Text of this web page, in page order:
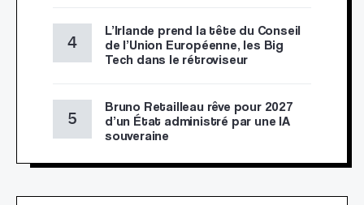
L’Irlande prend la tête du Conseil
de l’Union Européenne, les Big
Tech dans le rétroviseur
Bruno Retailleau rêve pour 2027
d’un État administré par une IA
souveraine